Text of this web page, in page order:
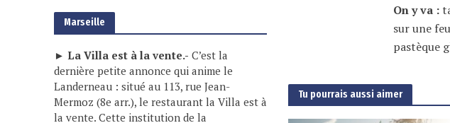
Marseille
► La Villa est à la vente.- C’est la
dernière petite annonce qui anime le
Landerneau : situé au 113, rue Jean-
Mermoz (8e arr.), le restaurant la Villa est à
la vente. Cette institution de la
On y va :
sur une
pastèque
Tu pourrais aussi aimer